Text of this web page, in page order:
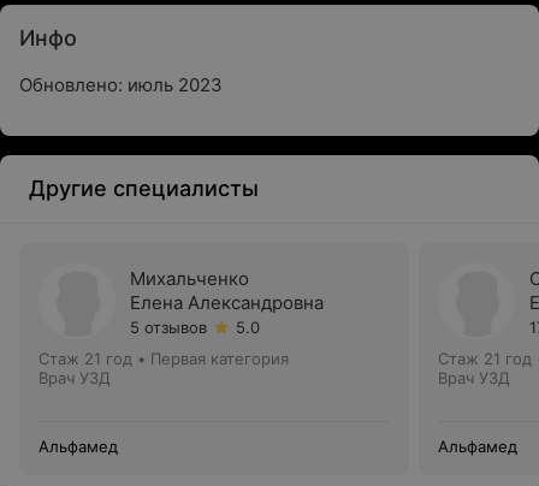
Инфо
Обновлено: июль 2023
Другие специалисты
Михальченко
Елена Александровна
5 отзывов
5.0
Стаж 21 год • Первая категория
Врач УЗД
Альфамед
Стаж 21 год
Врач УЗД
Альфамед